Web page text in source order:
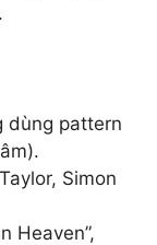
dùng pattern
Simon
Heaven”,